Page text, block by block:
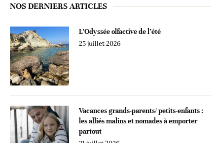
NOS DERNIERS ARTICLES
L’Odyssée olfactive de l’été
25 juillet 2026
Vacances grands-parents/ petits-enfants :
les alliés malins et nomades à emporter
partout